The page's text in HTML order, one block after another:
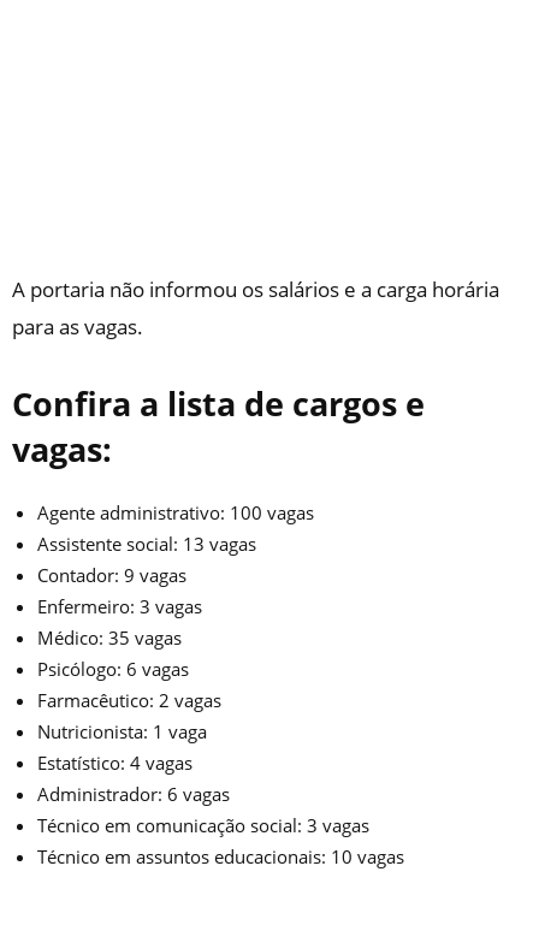
A portaria não informou os salários e a carga horária
para as vagas.
Confira a lista de cargos e
vagas:
Agente administrativo: 100 vagas
Assistente social: 13 vagas
Contador: 9 vagas
Enfermeiro: 3 vagas
Médico: 35 vagas
Psicólogo: 6 vagas
Farmacêutico: 2 vagas
Nutricionista: 1 vaga
Estatístico: 4 vagas
Administrador: 6 vagas
Técnico em comunicação social: 3 vagas
Técnico em assuntos educacionais: 10 vagas